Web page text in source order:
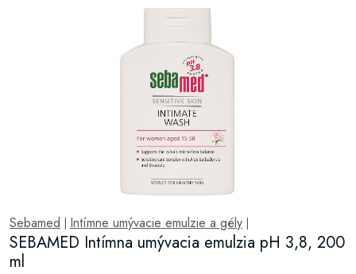
Sebamed Intímne umývacie emulzie a gély
SEBAMED Intímna umývacia emulzia pH 3,8, 200
ml